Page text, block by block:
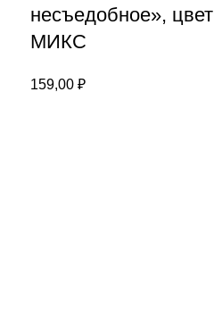
несъедобное», цвет
МИКС
159,00 ₽